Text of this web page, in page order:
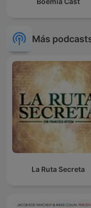
Más
La Ruta Secreta